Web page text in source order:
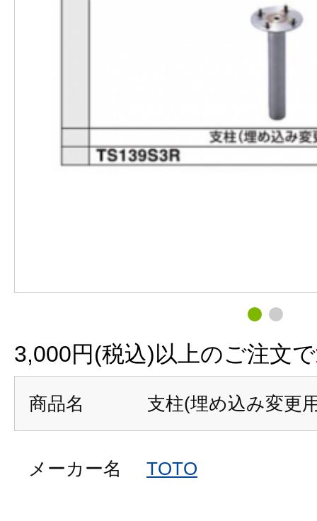
3,000円(税込)以上のご注文で
商品名 支柱(埋め込み変更
メーカー名 TOTO